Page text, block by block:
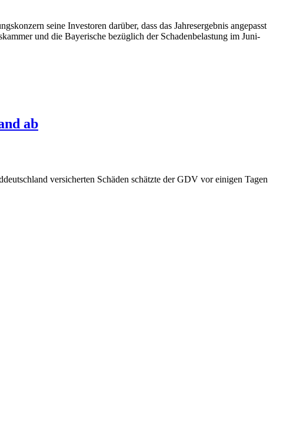
seine Investoren darüber, dass das Jahresergebnis angepasst
und die Bayerische bezüglich der Schadenbelastung im Juni-
ab
versicherten Schäden schätzte der GDV vor einigen Tagen